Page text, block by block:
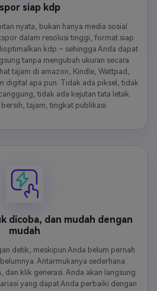
siap kdp
nyata, bukan hanya media sosial.
dalam resolusi tinggi, format siap
kdp – sehingga Anda dapat
tanpa mengubah ukuran secara
tajam di amazon, Kindle, Wattpad,
digital apa pun. Tidak ada piksel, tidak
tidak ada kejutan tata letak.
tajam, tingkat publikasi.
dicoba, dan mudah dengan
mudah
detik, meskipun Anda belum pernah
Antarmukanya sederhana:
dan klik generasi. Anda akan langsung
yang dapat Anda perbaiki dengan